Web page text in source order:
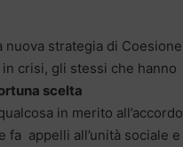
strategia di Coesione
crisi, gli stessi che hanno
scelta
in merito all’accordo
fa appelli all’unità sociale e